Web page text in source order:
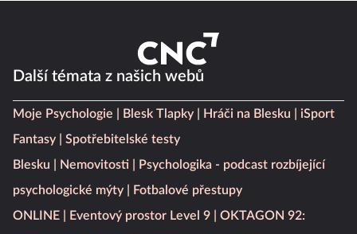
Další témata z našich webů
Moje Psychologie Blesk Tlapky Hráči na Blesku
iSport
Fantasy
Spotřebitelské testy
Blesku
Nemovitosti
Psychologika - podcast rozbíjející
psychologické mýty
Fotbalové přestupy
ONLINE
Eventový prostor Level 9
OKTAGON 92: